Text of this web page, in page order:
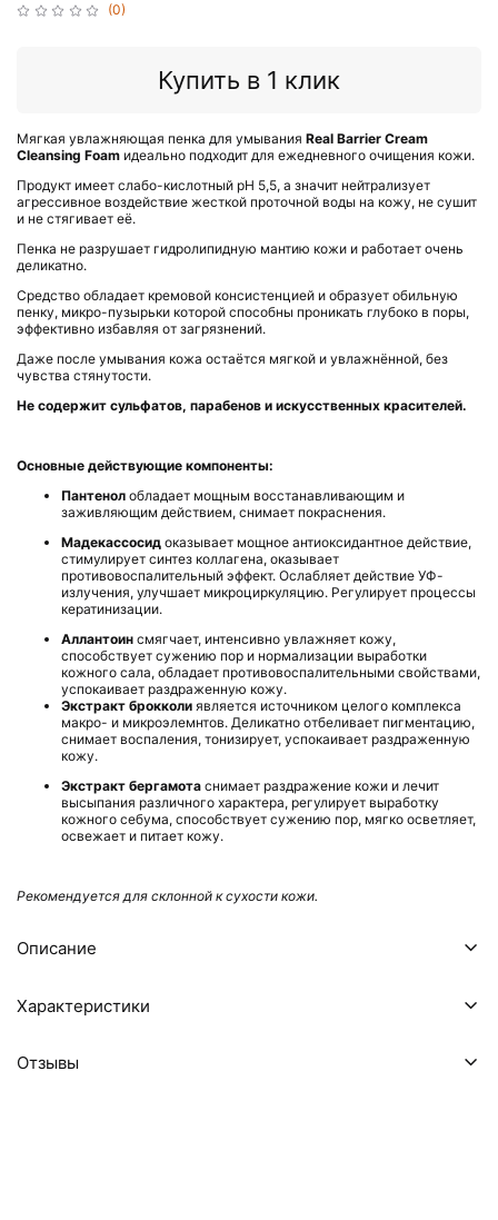
(0)
Купить в 1 клик
Мягкая увлажняющая пенка для умывания Real Barrier Cream
Cleansing Foam идеально подходит для ежедневного очищения кожи.
Продукт имеет слабо-кислотный pH 5,5, а значит нейтрализует
агрессивное воздействие жесткой проточной воды на кожу, не сушит
и не стягивает её.
Пенка не разрушает гидролипидную мантию кожи и работает очень
деликатно.
Средство обладает кремовой консистенцией и образует обильную
пенку, микро-пузырьки которой способны проникать глубоко в поры,
эффективно избавляя от загрязнений.
Даже после умывания кожа остаётся мягкой и увлажнённой, без
чувства стянутости.
Не содержит сульфатов, парабенов и искусственных красителей.
Основные действующие компоненты:
Пантенол обладает мощным восстанавливающим и
заживляющим действием, снимает покраснения.
Мадекассосид оказывает мощное антиоксидантное действие,
стимулирует синтез коллагена, оказывает
противовоспалительный эффект. Ослабляет действие УФ-
излучения, улучшает микроциркуляцию. Регулирует процессы
кератинизации.
Аллантоин смягчает, интенсивно увлажняет кожу,
способствует сужению пор и нормализации выработки
кожного сала, обладает противовоспалительными свойствами,
успокаивает раздраженную кожу.
Экстракт брокколи является источником целого комплекса
макро- и микроэлемнтов. Деликатно отбеливает пигментацию,
снимает воспаления, тонизирует, успокаивает раздраженную
кожу.
Экстракт бергамота снимает раздражение кожи и лечит
высыпания различного характера, регулирует выработку
кожного себума, способствует сужению пор, мягко осветляет,
освежает и питает кожу.
Рекомендуется для склонной к сухости кожи.
Описание
Характеристики
Отзывы